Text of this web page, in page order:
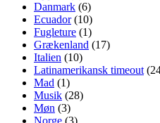
Danmark (6)
Ecuador(10)
Fugleture (1)
Grækenland (17)
Italien (10)
Latinamerikansk timeout
Mad (1)
Musik (28)
Møn (3)
Norge (3)